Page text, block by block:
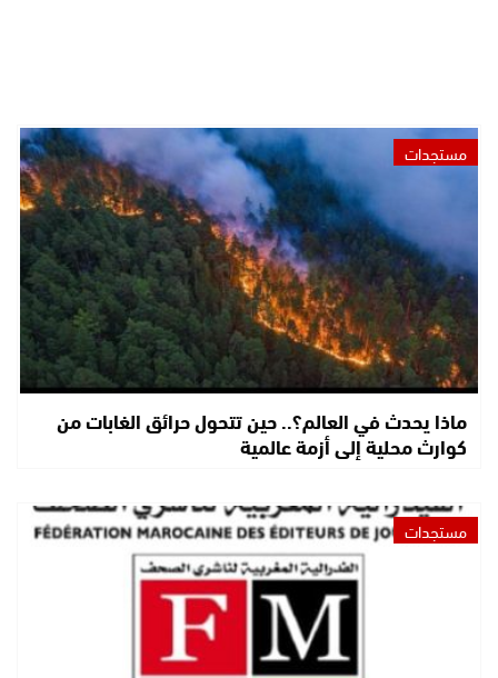
مستجدات
ماذا يحدث في العالم؟.. حين تتحول حرائق الغابات من
كوارث محلية إلى أزمة عالمية
مستجدات